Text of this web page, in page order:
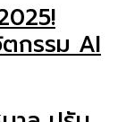
กรรม AI